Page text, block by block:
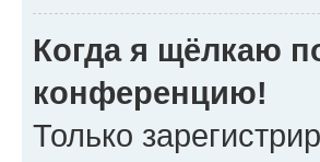
Когда я щёлкаю
конференцию!
Только